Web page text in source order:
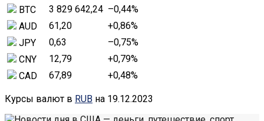
BTC
3 829 642,24 –0,44%
AUD
61,20 +0,86%
JPY
0,63 –0,75%
CNY
12,79 +0,79%
CAD
67,89 +0,48%
Курсы валют в RUB на 19.12.2023